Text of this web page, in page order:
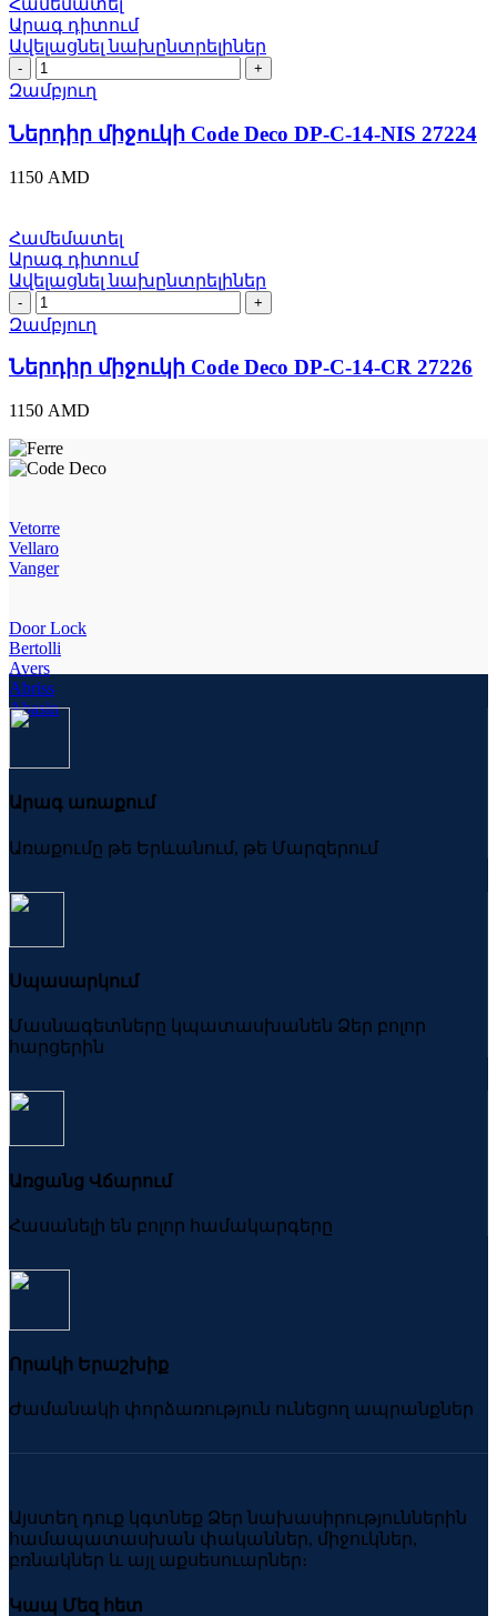
quantity
Համեմատել
Արագ դիտում
Ավելացնել նախընտրելիներ
Ներդիր
միջուկի
Code
Deco
DP-
C-
14-
27224
quantity
Զամբյուղ
Ներդիր միջուկի Code Deco DP-C-14-NIS 27224
1150 AMD
Համեմատել
Արագ դիտում
Ավելացնել նախընտրելիներ
Ներդիր
միջուկի
Code
Deco
DP-
C-
14-
CR
27226
Զամբյուղ
Ներդիր միջուկի Code Deco DP-C-14-CR 27226
1150 AMD
Vetorre
Vellaro
Vanger
Door Lock
Bertolli
Avers
Abriss
Abasin
Արագ առաքում
Առաքումը թե Երևանում, թե Մարզերում
Սպասարկում
Մասնագետները կպատասխանեն Ձեր բոլոր
հարցերին
Առցանց Վճարում
Հասանելի են բոլոր համակարգերը
Որակի Երաշխիք
Ժամանակի փորձառություն ունեցող ապրանքներ
Այստեղ դուք կգտնեք Ձեր նախասիրություններին
համապատասխան փականներ, միջուկներ,
բռնակներ և այլ աքսեսուարներ։
Կապ Մեզ հետ